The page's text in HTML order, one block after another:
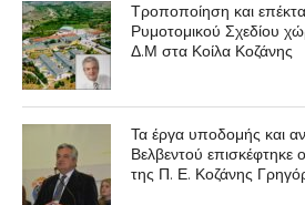
Τροποποίηση και
Ρυμοτομικού Σχεδίου
Δ.Μ στα Κοίλα Κοζάνης
Τα έργα υποδομής και
Βελβεντού επισκέφτηκε
της Π. Ε. Κοζάνης